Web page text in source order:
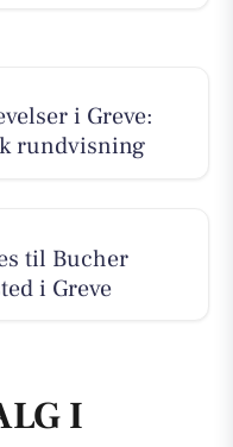
i Greve:
rundvisning
til Bucher
i Greve
I